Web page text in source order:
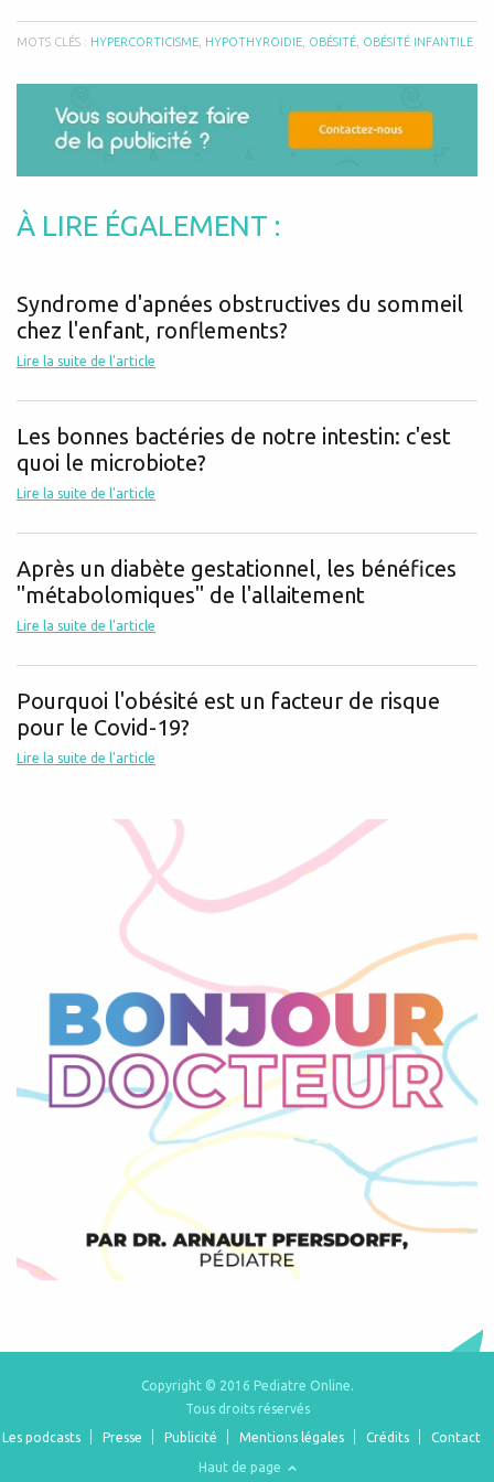
MOTS CLÉS : HYPERCORTICISME HYPOTHYROIDIE OBÉSITÉ OBÉSITÉ INFANTILE
À LIRE ÉGALEMENT :
Syndrome d'apnées obstructives du sommeil
chez l'enfant, ronflements?
Lire la suite de l'article
Les bonnes bactéries de notre intestin: c'est
quoi le microbiote?
Lire la suite de l'article
Après un diabète gestationnel, les bénéfices
"métabolomiques" de l'allaitement
Lire la suite de l'article
Pourquoi l'obésité est un facteur de risque
pour le Covid-19?
Lire la suite de l'article
Copyright © 2016 Pediatre Online.
Tous droits réservés
Les podcasts
Presse Publicité Mentions légales Crédits Contact
Haut de page